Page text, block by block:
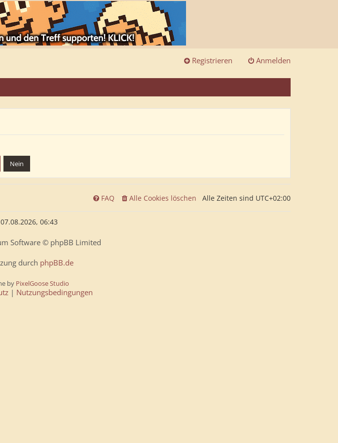
Anmelden
Registrieren
Alle Zeiten sind UTC+02:00
Alle Cookies löschen
FAQ
06:43
Software © phpBB Limited
durch phpBB.de
by PixelGoose Studio
| Nutzungsbedingungen